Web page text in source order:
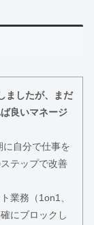
ましたが、まだ
良いマネージ
自分で仕事を
テップで改善
業務（1on1、
にブロックし